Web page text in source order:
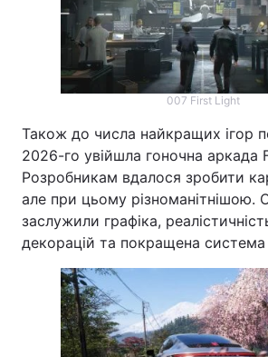
007 First Light
Також до числа найкращих ігор
2026-го увійшла гоночна аркада
Розробникам вдалося зробити
але при цьому різноманітнішою.
заслужили графіка,
декорацій та покращена система